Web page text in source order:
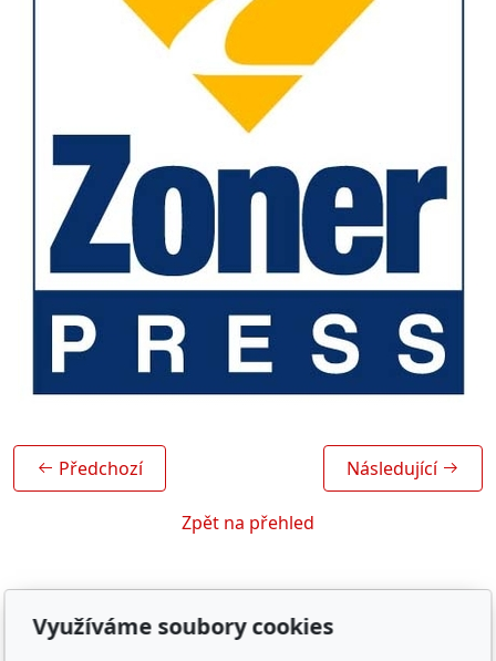
Předchozí
Zpět na přehled
Následující
Využíváme soubory cookies